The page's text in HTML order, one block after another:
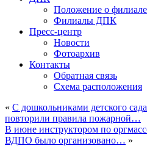
Положение о
Филиалы ДПК
Пресс-центр
Новости
Фотоархив
Контакты
Обратная связь
Схема расположения
« С дошкольниками детского
повторили правила пожарной…
В июне инструктором по
ВДПО было организовано… »